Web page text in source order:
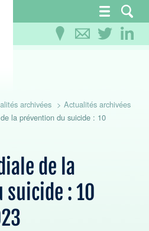
- Comité départemental
archivées
Actualités archivées
la prévention du suicide : 10
de la
: 10